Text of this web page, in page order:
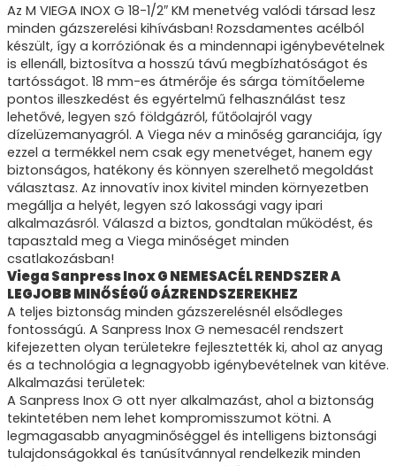
Az M VIEGA INOX G 18-1/2″ KM menetvég valódi társad lesz
minden gázszerelési kihívásban! Rozsdamentes acélból
készült, így a korróziónak és a mindennapi igénybevételnek
is ellenáll, biztosítva a hosszú távú megbízhatóságot és
tartósságot. 18 mm-es átmérője és sárga tömítőeleme
pontos illeszkedést és egyértelmű felhasználást tesz
lehetővé, legyen szó földgázról, fűtőolajról vagy
dízelüzemanyagról. A Viega név a minőség garanciája, így
ezzel a termékkel nem csak egy menetvéget, hanem egy
biztonságos, hatékony és könnyen szerelhető megoldást
választasz. Az innovatív inox kivitel minden környezetben
megállja a helyét, legyen szó lakossági vagy ipari
alkalmazásról. Válaszd a biztos, gondtalan működést, és
tapasztald meg a Viega minőséget minden
csatlakozásban!
Viega Sanpress Inox G NEMESACÉL RENDSZER A
LEGJOBB MINŐSÉGŰ GÁZRENDSZEREKHEZ
A teljes biztonság minden gázszerelésnél elsődleges
fontosságú. A Sanpress Inox G nemesacél rendszert
kifejezetten olyan területekre fejlesztették ki, ahol az anyag
és a technológia a legnagyobb igénybevételnek van kitéve.
Alkalmazási területek:
A Sanpress Inox G ott nyer alkalmazást, ahol a biztonság
tekintetében nem lehet kompromisszumot kötni. A
legmagasabb anyagminőséggel és intelligens biztonsági
tulajdonságokkal és tanúsítvánnyal rendelkezik minden